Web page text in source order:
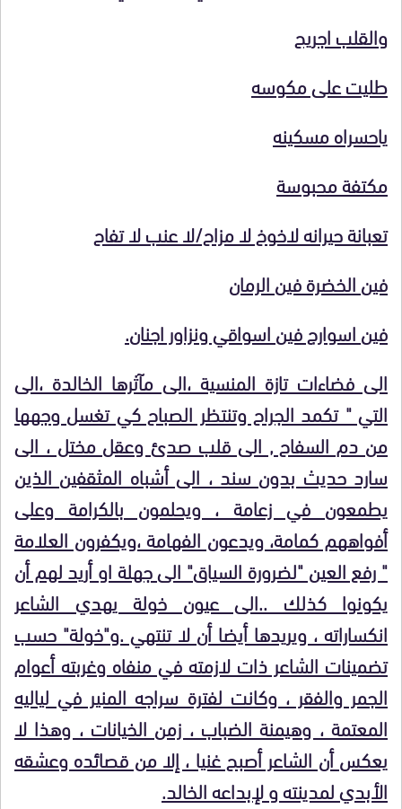
والقلب اجريح
طليت على مكوسه
ياحسراه مسكينه
مكتفة محبوسة
تعبانة حيرانه لاخوخ لا مزاح/لا عنب لا تفاح
فين الخضرة فين الرمان
فين اسوارج فين اسواقي ونزاور اجنان.
الى فضاءات تازة المنسية ،الى مآثرها الخالدة ،الى
التي " تكمد الجراح وتنتظر الصباح كي تغسل وجهها
من دم السفاح , الى قلب صدئ وعقل مختل ، الى
سارد حديث بدون سند ، الى أشباه المثقفين الذين
يطمعون في زعامة ، ويحلمون بالكرامة وعلى
أفواههم كمامة، ويدعون الفهامة ،ويكفرون العلامة
" رفع العين "لضرورة السياق" الى جهلة او أريد لهم أن
يكونوا كذلك ..الى عيون خولة يهدي الشاعر
انكساراته ، ويريدها أيضا أن لا تنتهي .و"خولة" حسب
تضمينات الشاعر ذات لازمته في منفاه وغربته أعوام
الجمر والفقر ، وكانت لفترة سراجه المنير في لياليه
المعتمة ، وهيمنة الضباب ، زمن الخيانات ، وهذا لا
يعكس أن الشاعر أصبح غنيا ، إلا من قصائده وعشقه
الأبدي لمدينته و لإبداعه الخالد.